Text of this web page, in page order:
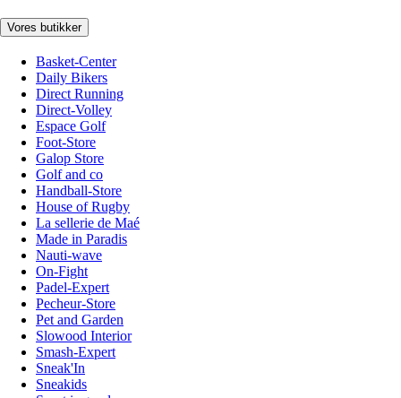
Vores butikker
Basket-Center
Daily Bikers
Direct Running
Direct-Volley
Espace Golf
Foot-Store
Galop Store
Golf and co
Handball-Store
House of Rugby
La sellerie de Maé
Made in Paradis
Nauti-wave
On-Fight
Padel-Expert
Pecheur-Store
Pet and Garden
Slowood Interior
Smash-Expert
Sneak'In
Sneakids